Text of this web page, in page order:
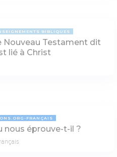
BIBLIQUES
Nouveau Testament dit
lié à Christ
FRANÇAIS
nous éprouve-t-il ?